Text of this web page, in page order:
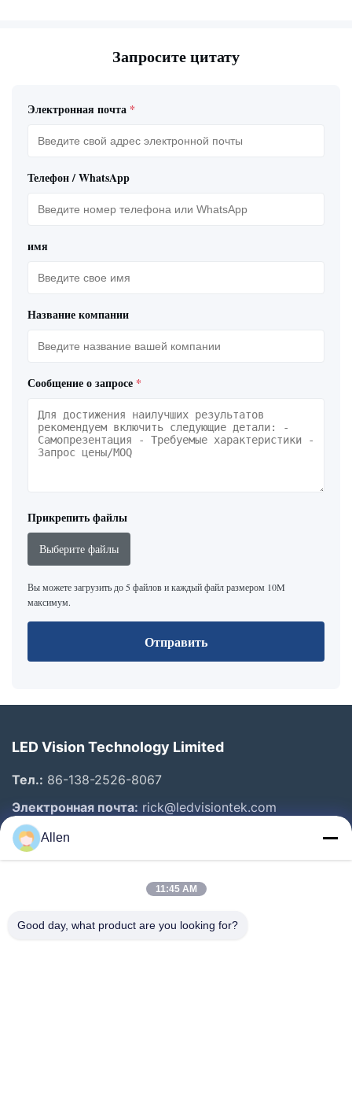
Запросите цитату
Электронная почта *
Телефон / WhatsApp
имя
Название компании
Сообщение о запросе *
Прикрепить файлы
Выберите файлы
Вы можете загрузить до 5 файлов и каждый файл размером 10M
максимум.
Отправить
LED Vision Technology Limited
Тел.: 86-138-2526-8067
Электронная почта: rick@ledvisiontek.com
Быстрые Ссылки
Продукты
Allen
11:45 AM
Good day, what product are you looking for?